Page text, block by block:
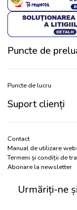
Puncte de
Puncte de lucru
Suport clienți
Contact
Manual de utilizare
Termeni și condiții de
Abonare la newsletter
Urmăriți-ne